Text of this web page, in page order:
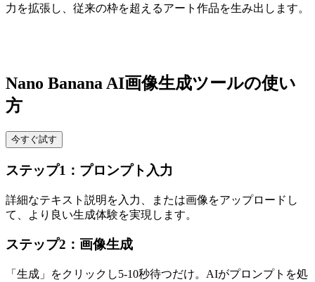
力を拡張し、従来の枠を超えるアート作品を生み出します。
Nano Banana AI画像生成ツールの使い
方
今すぐ試す
ステップ1：プロンプト入力
詳細なテキスト説明を入力、または画像をアップロードし
て、より良い生成体験を実現します。
ステップ2：画像生成
「生成」をクリックし5-10秒待つだけ。AIがプロンプトを処